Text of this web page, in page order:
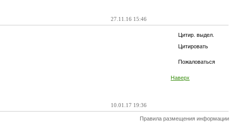
27.11.16 15:46
Цитир. выдел.
Цитировать
Пожаловаться
Наверх
10.01.17 19:36
Правила размещения информации